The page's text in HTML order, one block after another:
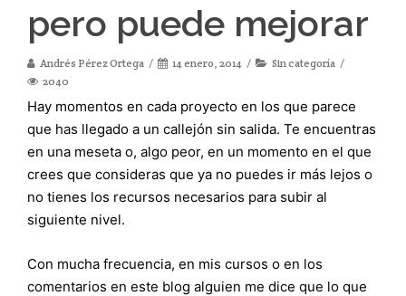
pero puede mejorar
Andrés Pérez Ortega 14 enero, 2014
Sin categoría
2040
Hay momentos en cada proyecto en los que parece
que has llegado a un callejón sin salida. Te encuentras
en una meseta o, algo peor, en un momento en el que
crees que consideras que ya no puedes ir más lejos o
no tienes los recursos necesarios para subir al
siguiente nivel.
Con mucha frecuencia, en mis cursos o en los
comentarios en este blog alguien me dice que lo que